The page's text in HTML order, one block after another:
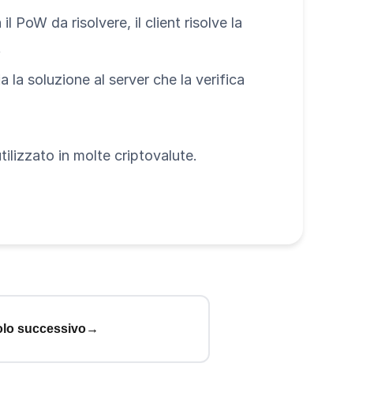
PoW da risolvere, il client risolve la
la soluzione al server che la verifica
in molte criptovalute.
successivo→